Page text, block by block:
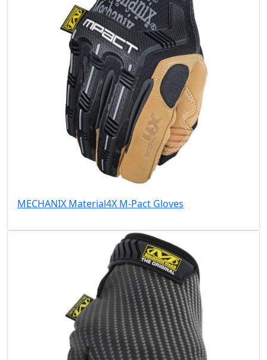
MECHANIX Material4X M-Pact Gloves